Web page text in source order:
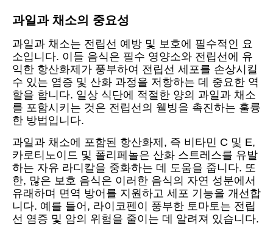
과일과 채소의 중요성
과일과 채소는 전립선 예방 및 보호에 필수적인 요
소입니다. 이들 음식은 필수 영양소와 전립선에 유
익한 항산화제가 풍부하여 전립선 세포를 손상시킬
수 있는 염증 및 산화 과정을 저항하는 데 중요한 역
할을 합니다. 일상 식단에 적절한 양의 과일과 채소
를 포함시키는 것은 전립선의 웰빙을 촉진하는 훌륭
한 방법입니다.
과일과 채소에 포함된 항산화제, 즉 비타민 C 및 E,
카로티노이드 및 폴리페놀은 산화 스트레스를 유발
하는 자유 라디칼을 중화하는 데 도움을 줍니다. 또
한, 많은 보호 음식은 이러한 음식의 자연 성분에서
유래하며 면역 방어를 지원하고 세포 기능을 개선합
니다. 예를 들어, 라이코펜이 풍부한 토마토는 전립
선 염증 및 암의 위험을 줄이는 데 알려져 있습니다.